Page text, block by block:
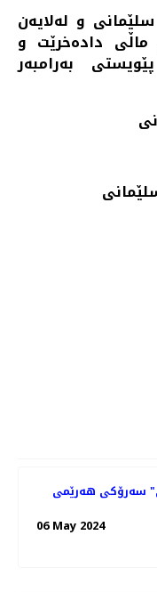
و له‌لایه‌ن
ماڵی داده‌خرێت و
به‌رامبه‌ر
سەرۆکی هەرێمی
06 May 2024